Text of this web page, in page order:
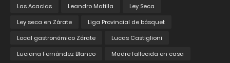
Las Acacias
Leandro Matilla
Ley Seca
Ley seca en Zárate
Liga Provincial de básquet
Local gastronómico Zárate
Lucas Castiglioni
Luciana Fernández Blanco
Madre fallecida en casa